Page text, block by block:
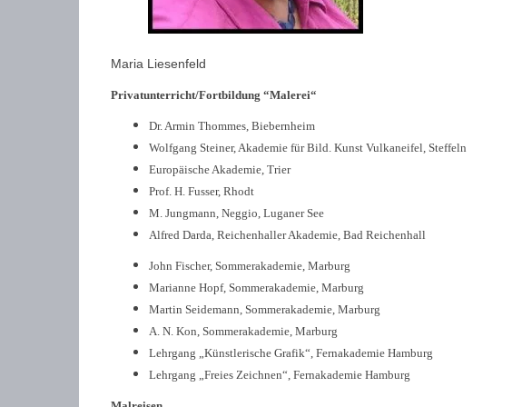
Maria Liesenfeld
Privatunterricht/Fortbildung “Malerei“
Dr. Armin Thommes, Biebernheim
Wolfgang Steiner, Akademie für Bild. Kunst Vulkaneifel, Steffeln
Europäische Akademie, Trier
Prof. H. Fusser, Rhodt
M. Jungmann, Neggio, Luganer See
Alfred Darda, Reichenhaller Akademie, Bad Reichenhall
John Fischer, Sommerakademie, Marburg
Marianne Hopf, Sommerakademie, Marburg
Martin Seidemann, Sommerakademie, Marburg
A. N. Kon, Sommerakademie, Marburg
Lehrgang „Künstlerische Grafik“, Fernakademie Hamburg
Lehrgang „Freies Zeichnen“, Fernakademie Hamburg